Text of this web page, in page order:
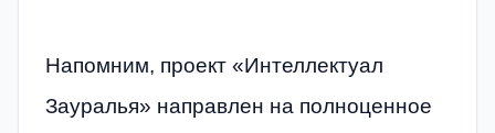
Напомним, проект «Интеллектуал
Зауралья» направлен на полноценное